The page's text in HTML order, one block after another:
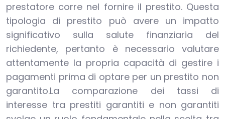
prestatore corre nel fornire il prestito. Questa
tipologia di prestito può avere un impatto
significativo sulla salute finanziaria del
richiedente, pertanto è necessario valutare
attentamente la propria capacità di gestire i
pagamenti prima di optare per un prestito non
garantito.La comparazione dei tassi di
interesse tra prestiti garantiti e non garantiti